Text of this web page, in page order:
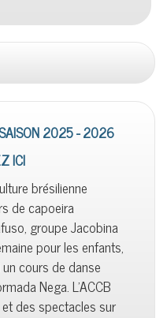
2025 - 2026
ICI
brésilienne
de capoeira
groupe Jacobina
pour les enfants,
cours de danse
Nega. L'ACCB
des spectacles sur